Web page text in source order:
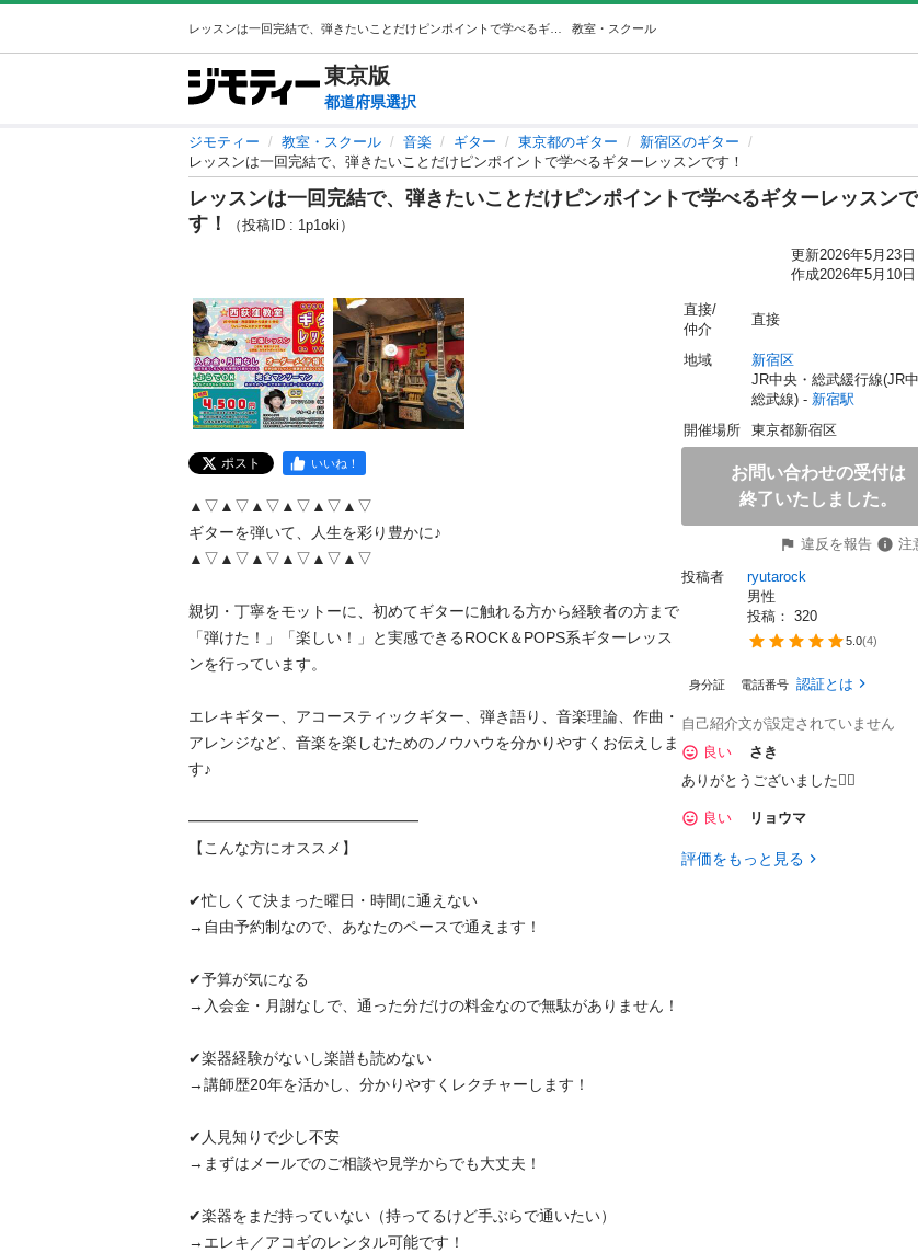
教室・スクール
東京版
都道府県選択
ジモティー 教室・スクール 音楽 ギター 東京都のギター
新宿区のギター
レッスンは一回完結で、弾きたいことだけピンポイントで学べるギターレッスンです！
レッスンは一回完結で、弾きたいことだけピンポイントで学べるギターレッスンで
す！
（投稿ID : 1p1oki）
更新2026年5月23
作成2026年5月10
ポスト いいね！
▲▽▲▽▲▽▲▽▲▽▲▽
ギターを弾いて、人生を彩り豊かに♪
▲▽▲▽▲▽▲▽▲▽▲▽
親切・丁寧をモットーに、初めてギターに触れる方から経験者の方まで
「弾けた！」「楽しい！」と実感できるROCK＆POPS系ギターレッス
ンを行っています。
エレキギター、アコースティックギター、弾き語り、音楽理論、作曲・
アレンジなど、音楽を楽しむためのノウハウを分かりやすくお伝えしま
す♪
━━━━━━━━━━━━━━━
【こんな方にオススメ】
✔忙しくて決まった曜日・時間に通えない
→自由予約制なので、あなたのペースで通えます！
✔予算が気になる
→入会金・月謝なしで、通った分だけの料金なので無駄がありません！
✔楽器経験がないし楽譜も読めない
→講師歴20年を活かし、分かりやすくレクチャーします！
✔人見知りで少し不安
→まずはメールでのご相談や見学からでも大丈夫！
✔楽器をまだ持っていない（持ってるけど手ぶらで通いたい）
→エレキ／アコギのレンタル可能です！
直接/
仲介
直接
地域
新宿区
JR中央・総武緩行線(JR中
総武線) - 新宿駅
開催場所
東京都新宿区
お問い合わせの受付は
終了いたしました。
違反を報告
注
投稿者
ryutarock
男性
投稿： 320
5.0(4)
身分証 電話番号 認証とは
自己紹介文が設定されていません
良い
さき
ありがとうございました🙇‍♀️
良い リョウマ
評価をもっと見る